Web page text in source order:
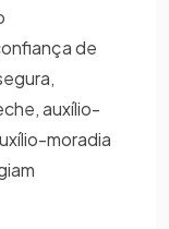
de
auxílio-
moradia